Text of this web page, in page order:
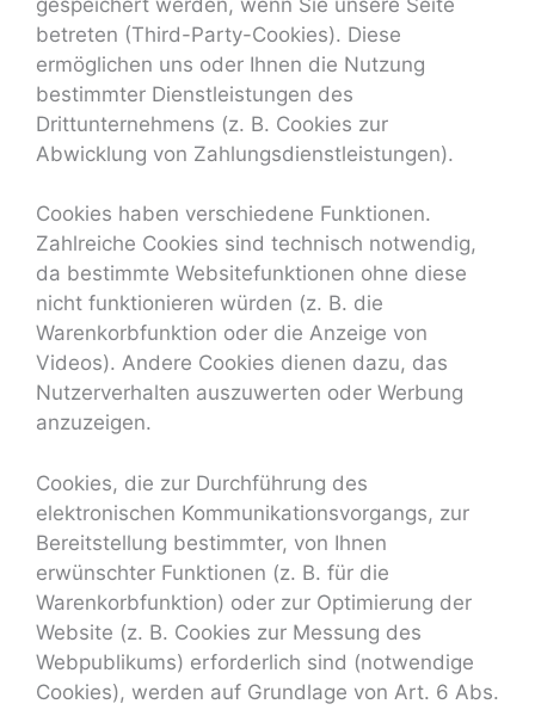
betreten (Third-Party-Cookies). Diese
ermöglichen uns oder Ihnen die Nutzung
bestimmter Dienstleistungen des
Drittunternehmens (z. B. Cookies zur
Abwicklung von Zahlungsdienstleistungen).
Cookies haben verschiedene Funktionen.
Zahlreiche Cookies sind technisch notwendig,
da bestimmte Websitefunktionen ohne diese
nicht funktionieren würden (z. B. die
Warenkorbfunktion oder die Anzeige von
Videos). Andere Cookies dienen dazu, das
Nutzerverhalten auszuwerten oder Werbung
anzuzeigen.
Cookies, die zur Durchführung des
elektronischen Kommunikationsvorgangs, zur
Bereitstellung bestimmter, von Ihnen
erwünschter Funktionen (z. B. für die
Warenkorbfunktion) oder zur Optimierung der
Website (z. B. Cookies zur Messung des
Webpublikums) erforderlich sind (notwendige
Cookies), werden auf Grundlage von Art. 6 Abs.